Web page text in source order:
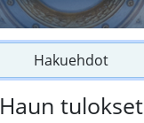
Hakuehdot
Haun tulokset